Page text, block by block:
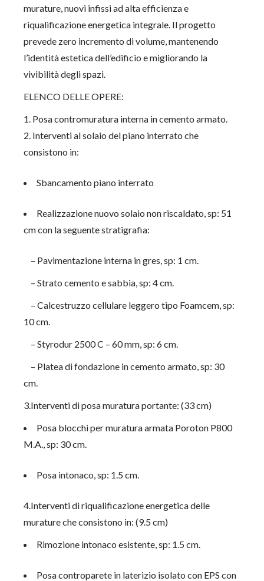
murature, nuovi infissi ad alta efficienza e
riqualificazione energetica integrale. Il progetto
prevede zero incremento di volume, mantenendo
l’identità estetica dell’edificio e migliorando la
vivibilità degli spazi.
ELENCO DELLE OPERE:
Posa contromuratura interna in cemento armato.
Interventi al solaio del piano interrato che
consistono in:
Sbancamento piano interrato
Realizzazione nuovo solaio non riscaldato, sp: 51
cm con la seguente stratigrafia:
– Pavimentazione interna in gres, sp: 1 cm.
– Strato cemento e sabbia, sp: 4 cm.
– Calcestruzzo cellulare leggero tipo Foamcem, sp:
10 cm.
– Styrodur 2500 C – 60 mm, sp: 6 cm.
– Platea di fondazione in cemento armato, sp: 30
cm.
3.Interventi di posa muratura portante: (33 cm)
Posa blocchi per muratura armata Poroton P800
M.A., sp: 30 cm.
Posa intonaco, sp: 1.5 cm.
4.Interventi di riqualificazione energetica delle
murature che consistono in: (9.5 cm)
Rimozione intonaco esistente, sp: 1.5 cm.
Posa controparete in laterizio isolato con EPS con